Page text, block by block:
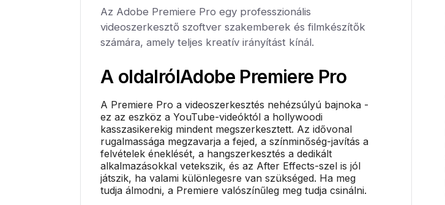
Az Adobe Premiere Pro egy professzionális
videoszerkesztő szoftver szakemberek és filmkészítők
számára, amely teljes kreatív irányítást kínál.
A oldalrólAdobe Premiere Pro
A Premiere Pro a videoszerkesztés nehézsúlyú bajnoka -
ez az eszköz a YouTube-videóktól a hollywoodi
kasszasikerekig mindent megszerkesztett. Az idővonal
rugalmassága megzavarja a fejed, a színminőség-javítás a
felvételek éneklését, a hangszerkesztés a dedikált
alkalmazásokkal vetekszik, és az After Effects-szel is jól
játszik, ha valami különlegesre van szükséged. Ha meg
tudja álmodni, a Premiere valószínűleg meg tudja csinálni.